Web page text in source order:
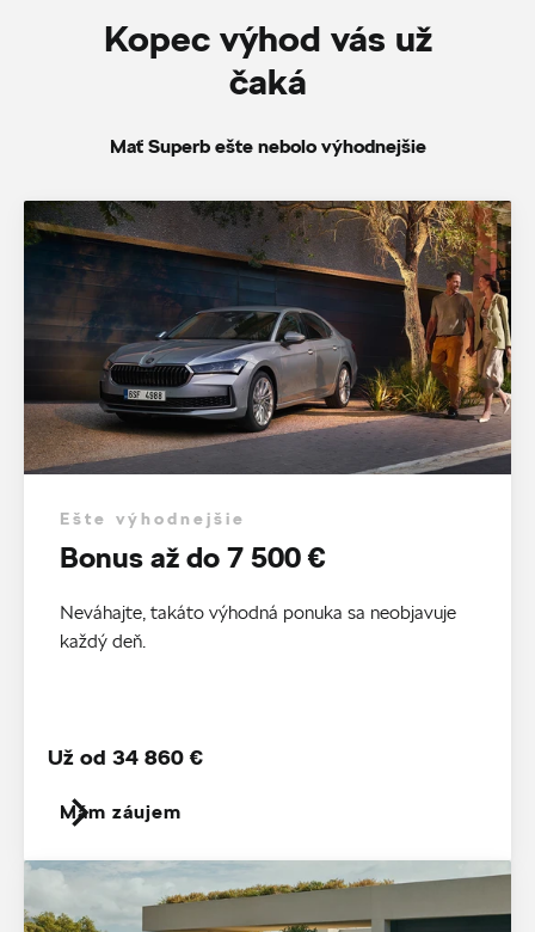
Kopec výhod vás už
čaká
Mať Superb ešte nebolo výhodnejšie
Ešte výhodnejšie
Bonus až do 7 500 €
Neváhajte, takáto výhodná ponuka sa neobjavuje
každý deň.
Mám záujem
Už od 34 860 €